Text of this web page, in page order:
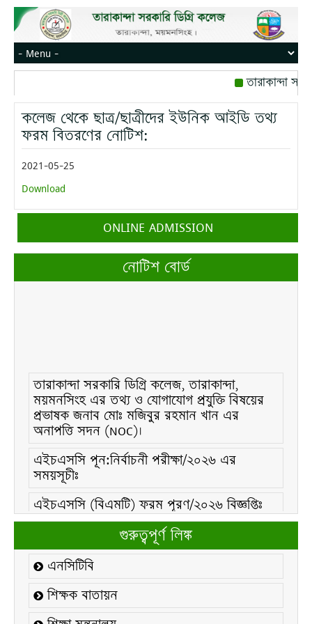
তারাকান্দা
রোজ বৃহস্পতিবার।
মোবাইল নম্বর:
কলেজ থেকে ছাত্র/ছাত্রীদের ইউনিক আইডি তথ্য
ফরম বিতরণের নোটিশ:
2021-05-25
Download
ONLINE ADMISSION
নোটিশ বোর্ড
তারাকান্দা সরকারি ডিগ্রি কলেজ, তারাকান্দা,
ময়মনসিংহ এর তথ্য ও যোগাযোগ প্রযুক্তি বিষয়ের
প্রভাষক জনাব মোঃ মজিবুর রহমান খান এর
অনাপত্তি সদন (NOC)।
এইচএসসি পূন:নির্বাচনী পরীক্ষা/২০২৬ এর
সময়সূচীঃ
এইচএসসি (বিএমটি) ফরম পূরণ/২০২৬ বিজ্ঞপ্তিঃ
এইচএসসি ফরম/২০২৬ পূরণ বিজ্ঞপ্তিঃ
২১ ফেব্রুয়ারি/২০২৬ ইং তারিখে “শহিদ দিবস ও
আন্তর্জাতিক মাতৃভাষা দিবস-২০২৬ উদযাপন
উপলক্ষ্যে নোটিশঃ
কলেজ বন্ধ সংক্রান্ত নোটিশঃ
গুরুত্বপূর্ণ লিঙ্ক
এনসিটিবি
শিক্ষক বাতায়ন